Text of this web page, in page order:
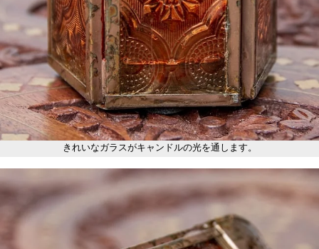
きれいなガラスがキャンドルの光を通します。